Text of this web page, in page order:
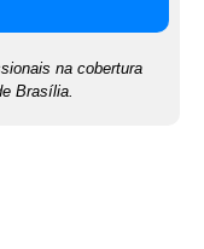
na cobertura
Brasília.